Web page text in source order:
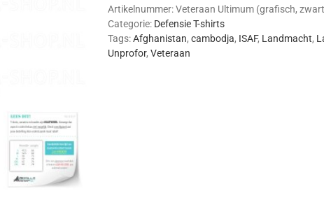
aantal
Artikelnummer:Veteraan Ultimum (grafisch,
Categorie: Defensie T-shirts
Tags:Afghanistan, cambodja, ISAF, Landmacht,
Unprofor, Veteraan